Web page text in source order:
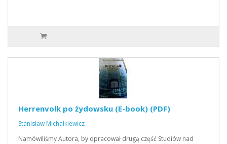
Herrenvolk po żydowsku (E-book) (PDF)
Stanisław Michalkiewicz
Namówiliśmy Autora, by opracował drugą część Studiów nad